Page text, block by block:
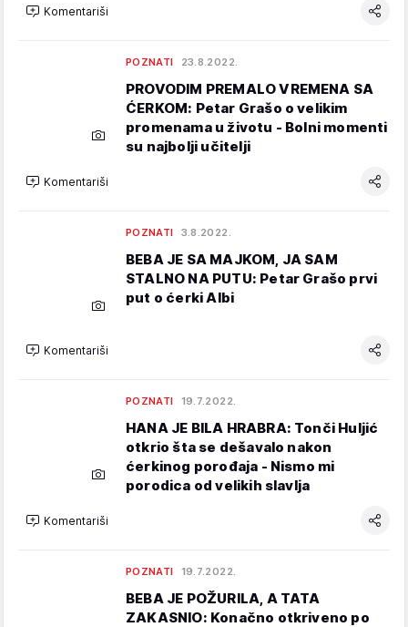
Komentariši
POZNATI 23.8.2022.
PROVODIM PREMALO VREMENA SA
ĆERKOM: Petar Grašo o velikim
promenama u životu - Bolni momenti
su najbolji učitelji
Komentariši
POZNATI 3.8.2022.
BEBA JE SA MAJKOM, JA SAM
STALNO NA PUTU: Petar Grašo prvi
put o ćerki Albi
Komentariši
POZNATI 19.7.2022.
HANA JE BILA HRABRA: Tonči Huljić
otkrio šta se dešavalo nakon
ćerkinog porođaja - Nismo mi
porodica od velikih slavlja
Komentariši
POZNATI 19.7.2022.
BEBA JE POŽURILA, A TATA
ZAKASNIO: Konačno otkriveno po